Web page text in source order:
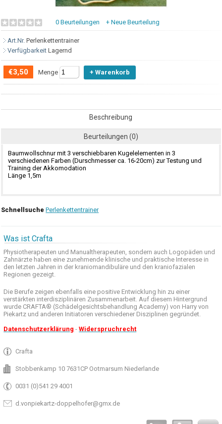
0 Beurteilungen + Neue Beurteilung
Art.Nr. Perlenkettentrainer
Verfügbarkeit Lagernd
€3,50 Menge
Beschreibung
Beurteilungen (0)
Baumwollschnur mit 3 verschiebbaren Kugelelementen in 3
verschiedenen Farben (Durschmesser ca. 16-20cm) zur Testung und
Training der Akkomodation
Länge 1,5m
Schnellsuche Perlenkettentrainer
Was ist Crafta
Physiotherapeuten und Manualtherapeuten, sondern auch Logopäden und
Zahnärzte haben eine zunehmende klinische und praktische Interesse in
den letzten Jahren in der kraniomandibuläre und den kraniofazialen
Regionen gezeigt.
Die Berufe zeigen ebenfalls eine positive Entwicklung hin zu einer
verstärkten interdisziplinären Zusammenarbeit. Auf diesem Hintergrund
wurde CRAFTA® (Schädelgesichtsbehandlung Academy) von Harry von
Piekartz und anderen Initiatoren verschiedener Disziplinen gegründet.
Datenschutzerklärung -Widerspruchrecht
Crafta
Stobbenkamp 10 7631CP Ootmarsum Niederlande
0031 (0)541 29 4001
d.vonpiekartz-doppelhofer@gmx.de